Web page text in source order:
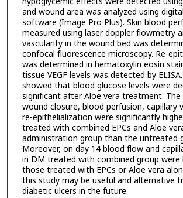
and wound area was analyzed using
software (Image Pro Plus). Skin blood
measured using laser doppler flowmetry
vascularity in the wound bed was
confocal fluorescence microscopy. Re-
was determined in hematoxylin eosin
tissue VEGF levels was detected by
showed that blood glucose levels were
significant after Aloe vera treatment.
wound closure, blood perfusion, capillary
re-epithelialization were significantly
treated with combined EPCs and Aloe
administration group than the untreated
Moreover, on day 14 blood flow and
in DM treated with combined group were
those treated with EPCs or Aloe vera
this study may be useful and alternative
diabetic ulcers in the future.